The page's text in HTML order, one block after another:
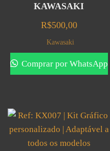
KAWASAKI
R$500,00
Kawasaki
Comprar por WhatsApp